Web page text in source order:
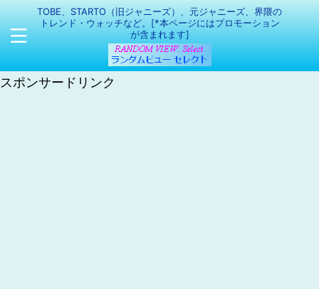
TOBE、STARTO（旧ジャニーズ）、元ジャニーズ、界隈の
トレンド・ウォッチなど。[*本ページにはプロモーション
が含まれます]
スポンサードリンク